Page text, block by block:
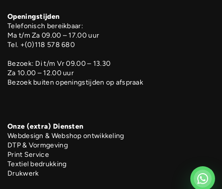
Openingstijden
Telefonisch bereikbaar:
Ma t/m Za 09.00 – 17.00 uur
Tel. +(0)118 578 680
Bezoek: Di t/m Vr 09.00 – 13.30
Za 10.00 – 12.00 uur
Bezoek buiten openingstijden op afspraak
Onze (extra) Diensten
Webdesign & Webshop ontwikkeling
DTP & Vormgeving
Print Service
Textiel bedrukking
Drukwerk